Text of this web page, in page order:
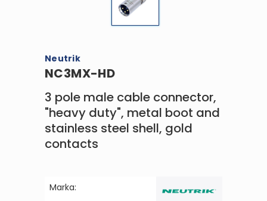
Neutrik
NC3MX-HD
3 pole male cable connector,
"heavy duty", metal boot and
stainless steel shell, gold
contacts
Marka: